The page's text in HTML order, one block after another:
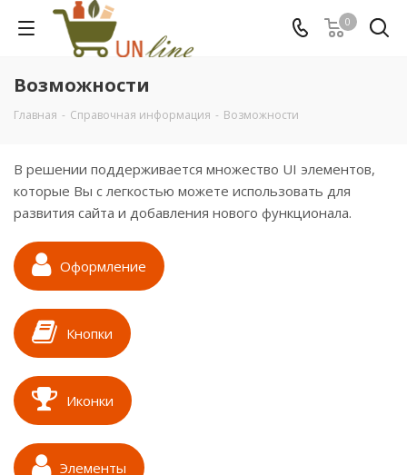
0
Возможности
Главная - Справочная информация - Возможности
В решении поддерживается множество UI элементов,
которые Вы с легкостью можете использовать для
развития сайта и добавления нового функционала.
Оформление
Кнопки
Иконки
Элементы